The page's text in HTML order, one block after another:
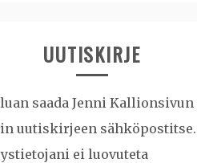
UUTISKIRJE
saada Jenni Kallionsivun
uutiskirjeen sähköpostitse.
ei luovuteta